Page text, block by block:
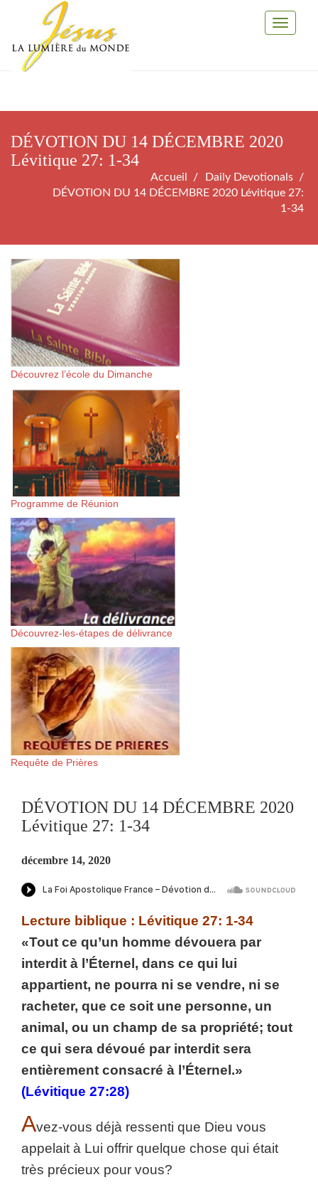
Toggle
DÉVOTION DU 14 DÉCEMBRE 2020
Lévitique 27: 1-34
Accueil
Daily Devotionals
DÉVOTION DU 14 DÉCEMBRE 2020 Lévitique 27:
1-34
Découvrez l’école du Dimanche
Programme de Réunion
Découvrez-les-étapes de délivrance
Requête de Prières
DÉVOTION DU 14 DÉCEMBRE 2020
Lévitique 27: 1-34
décembre 14, 2020
Lecture biblique : Lévitique 27: 1-34
«Tout ce qu’un homme dévouera par
interdit à l’Éternel, dans ce qui lui
appartient, ne pourra ni se vendre, ni se
racheter, que ce soit une personne, un
animal, ou un champ de sa propriété; tout
ce qui sera dévoué par interdit sera
entièrement consacré à l’Éternel.»
(Lévitique 27:28)
Avez-vous déjà ressenti que Dieu vous
appelait à Lui offrir quelque chose qui était
très précieux pour vous?